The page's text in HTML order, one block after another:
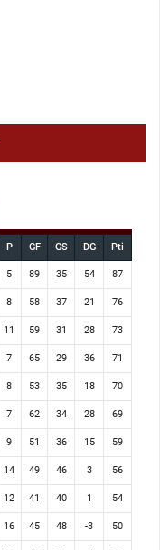
P GF GS DG Pti
5 89 35 54 87
8 58 37 21 76
11 59 31 28 73
7 65 29 36 71
8 53 35 18 70
7 62 34 28 69
9 51 36 15 59
14 49 46 3 56
12 41 40 1 54
16 45 48 -3 50